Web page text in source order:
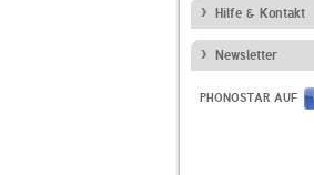
Hilfe & Kontakt
Newsletter
PHONOSTAR AUF